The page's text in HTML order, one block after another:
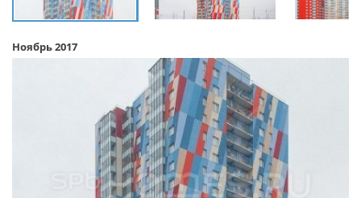
Ноябрь 2017